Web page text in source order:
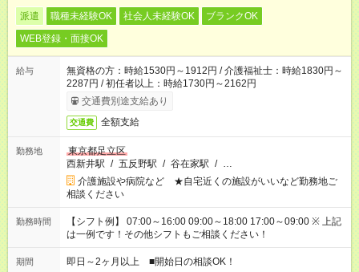
派遣 職種未経験OK 社会人未経験OK
ブランクOK
WEB登録・面接OK
給与
無資格の方：時給1530円～1912円 / 介護福祉士：時給1830円～
2287円 / 初任者以上：時給1730円～2162円
交通費別途支給あり
交通費 全額支給
勤務地
東京都足立区
西新井駅 / 五反野駅 / 谷在家駅 / …
介護施設や病院など ★自宅近くの施設がいいなど勤務地ご
相談ください
勤務時間
【シフト例】 07:00～16:00 09:00～18:00 17:00～09:00 ※ 上記
は一例です！その他シフトもご相談ください！
期間 即日～2ヶ月以上 ■開始日の相談OK！